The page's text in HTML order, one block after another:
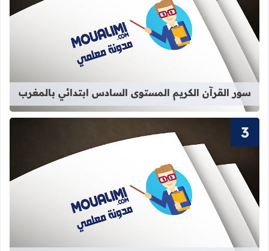
قراءة المزيد عن سور القرآن
سور القرآن الكريم المستوى السادس ابتدائي بالمغرب
قراءة المزيد عن سور القرآن الكريم